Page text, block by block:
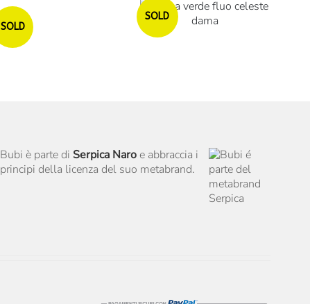
Esaurito Esaurito
SOLD
Esaurito
SOLD
Bubi è parte di Serpica Naro e abbraccia i
principi della licenza del suo metabrand.